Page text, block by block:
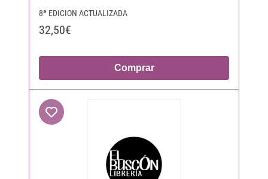
8ª EDICION ACTUALIZADA
32,50€
Comprar